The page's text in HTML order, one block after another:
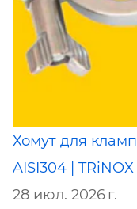
Хомут для
AISI304 | TRiNOX
28 июл. 2026 г.